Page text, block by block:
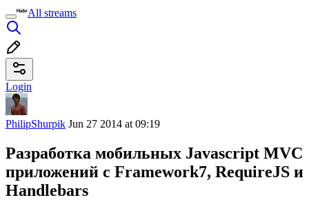
All streams
Login
PhilipShurpik Jun 27 2014 at 09:19
Разработка мобильных Javascript MVC
приложений с Framework7, RequireJS и
Handlebars